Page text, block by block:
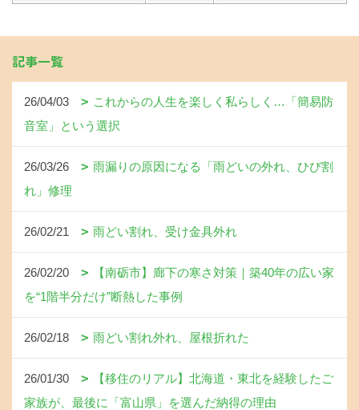
記事一覧
26/04/03
これからの人生を楽しく私らしく…「簡易防
音室」という選択
26/03/26
雨漏りの原因になる「雨どいの外れ、ひび割
れ」修理
26/02/21 雨どい割れ、受け金具外れ
26/02/20
【南砺市】廊下の寒さ対策｜築40年の広い家
を“1階半分だけ”断熱した事例
26/02/18 雨どい割れ外れ、屋根折れた
26/01/30
【移住のリアル】北海道・東北を経験したご
家族が、最後に「富山県」を選んだ納得の理由